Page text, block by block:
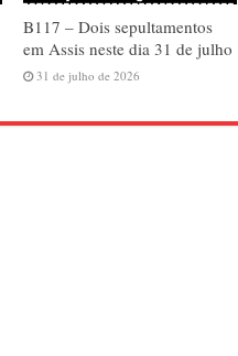
B117 – Dois sepultamentos
em Assis neste dia 31 de julho
31 de julho de 2026